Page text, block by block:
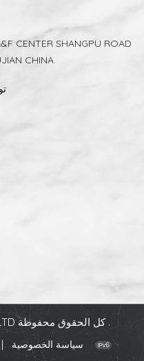
CENTER SHANGPU ROAD
CHINA.
© FUZHOU AONAV TRADE CO.,LTD كل الحقوق محفوظة .
| سياسة الخصوصية